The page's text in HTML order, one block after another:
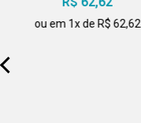
ou em 1x de R$ 62,62